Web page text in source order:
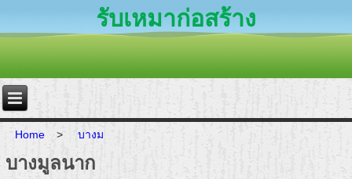
รับเหมาก่อสร้าง
Home > บางม
บางมูลนาก